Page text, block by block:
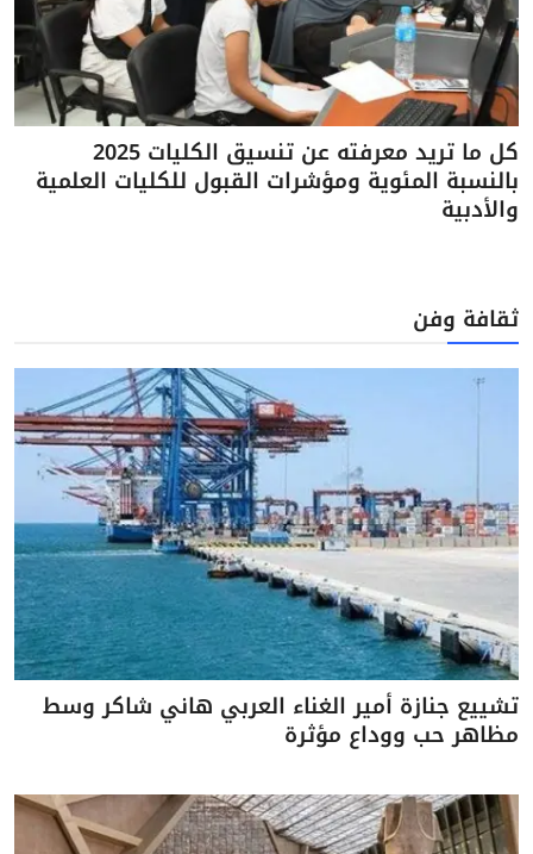
كل ما تريد معرفته عن تنسيق الكليات 2025
بالنسبة المئوية ومؤشرات القبول للكليات العلمية
والأدبية
ثقافة وفن
تشييع جنازة أمير الغناء العربي هاني شاكر وسط
مظاهر حب ووداع مؤثرة